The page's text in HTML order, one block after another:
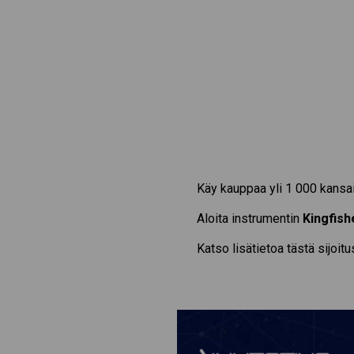
Käy kauppaa yli 1 000
Aloita instrumentin
Katso lisätietoa tästä